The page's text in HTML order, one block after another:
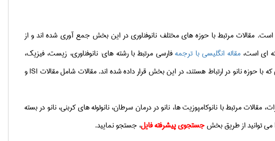
است. مقالات مرتبط با حوزه های مختلف نانوفناوری در این بخش جمع آوری شده اند و از
ای است،مقاله انگلیسی با ترجمهفارسی مرتبط با رشته های: نانوفناوری، زیست، فیزیک،
با حوزه نانو در ارتباط هستند، در این بخش قرار داده شده اند. مقالات شامل مقالاتISIو
مقالات مرتبط با نانوکامپوزیت ها، نانو در درمان سرطان، نانولوله های کربنی، نانو در بسته
می توانید از طریق بخشجستجوی پیشرفته فایل، جستجو نمایید.